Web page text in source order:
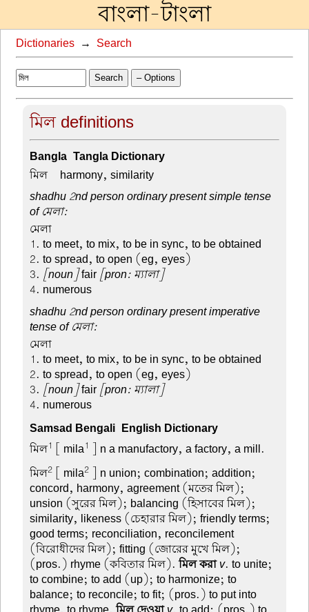
বাংলা-টাংলা
Dictionaries → Search
Search – Options
মিল definitions
Bangla-Tangla Dictionary
মিল – harmony, similarity
shadhu 2nd person ordinary present simple tense
of মেলা:
মেলা –
1. to meet, to mix, to be in sync, to be obtained
2. to spread, to open (eg, eyes)
3. [noun]fair [pron: ম্যালা]
4. numerous
shadhu 2nd person ordinary present imperative
tense of মেলা:
মেলা –
1. to meet, to mix, to be in sync, to be obtained
2. to spread, to open (eg, eyes)
3. [noun]fair [pron: ম্যালা]
4. numerous
Samsad Bengali-English Dictionary
মিল1 [ mila1
] n a manufactory, a factory, a mill.
মিল2 [ mila2
] n union; combination; addition;
concord, harmony, agreement (মতের মিল);
unsion (সুরের মিল); balancing (হিসাবের মিল);
similarity, likeness (চেহারার মিল); friendly terms;
good terms; reconciliation, reconcilement
(বিরোধীদের মিল); fitting (জোরের মুখে মিল);
(pros.) rhyme (কবিতার মিল).মিল করা v. to unite;
to combine; to add (up); to harmonize; to
balance; to reconcile; to fit; (pros.) to put into